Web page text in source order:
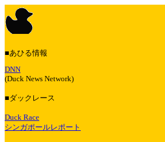
■あひる情報
DNN
(Duck News Network)
■ダックレース
Duck Race
シンガポールレポート